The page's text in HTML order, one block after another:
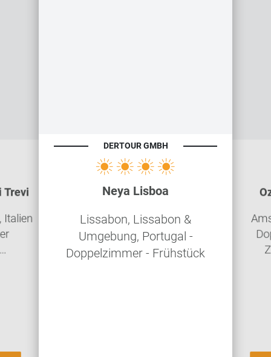
Trevi
Italien
DERTOUR GMBH
Neya Lisboa
Lissabon, Lissabon &
Umgebung, Portugal -
Doppelzimmer - Frühstück